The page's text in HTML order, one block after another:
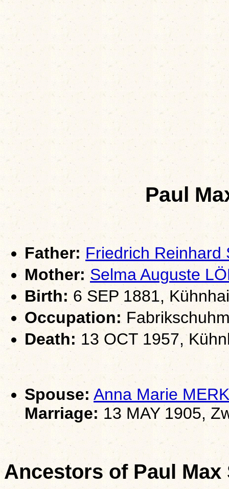
Paul
Father: Friedrich Reinhard
Mother: Selma Auguste
Birth: 6 SEP 1881,
Occupation:
Death: 13 OCT 1957,
Spouse: Anna Marie
Marriage: 13 MAY 1905,
Ancestors of Paul Max